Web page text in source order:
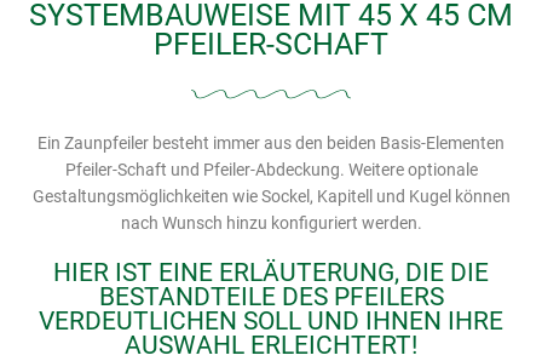
SYSTEMBAUWEISE MIT 45 X 45 CM
PFEILER-SCHAFT
Ein Zaunpfeiler besteht immer aus den beiden Basis-Elementen
Pfeiler-Schaft und Pfeiler-Abdeckung. Weitere optionale
Gestaltungsmöglichkeiten wie Sockel, Kapitell und Kugel können
nach Wunsch hinzu konfiguriert werden.
HIER IST EINE ERLÄUTERUNG, DIE DIE
BESTANDTEILE DES PFEILERS
VERDEUTLICHEN SOLL UND IHNEN IHRE
AUSWAHL ERLEICHTERT!